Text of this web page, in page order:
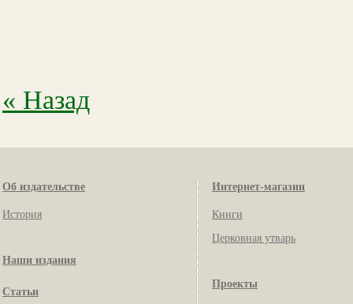
« Назад
Об издательстве
История
Наши издания
Статьи
Интернет-магазин
Книги
Церковная утварь
Проекты